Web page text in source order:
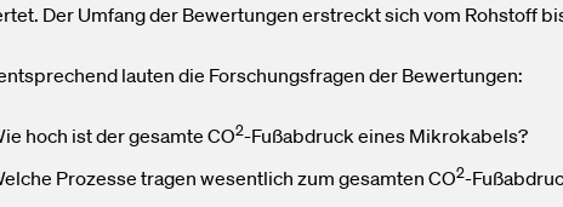
Der Umfang der Bewertungen erstreckt sich vom Rohstoff
lauten die Forschungsfragen der Bewertungen:
hoch ist der gesamte CO2-Fußabdruck eines Mikrokabels?
Prozesse tragen wesentlich zum gesamten CO2-